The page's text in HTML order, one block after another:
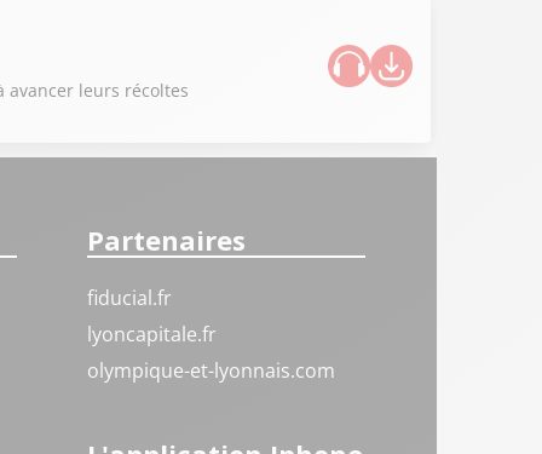
leurs récoltes
Partenaires
fiducial.fr
lyoncapitale.fr
olympique-et-lyonnais.com